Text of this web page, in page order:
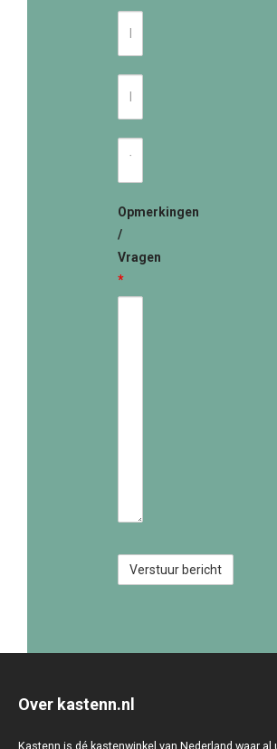
Opmerkingen
/
Vragen
*
Over kastenn.nl
Kastenn is dé kastenwinkel van Nederland waar al